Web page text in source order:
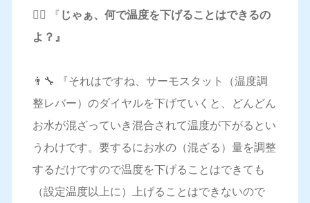
🤷‍♀️ 『 じゃぁ、何で温度を下げることはできるの
よ？』
👨‍🔧 『それはですね、サーモスタット（温度調
整レバー）のダイヤルを下げていくと、どんどん
お水が混ざっていき混合されて温度が下がるとい
うわけです。要するにお水の（混ざる）量を調整
するだけですので温度を下げることはできても
（設定温度以上に）上げることはできないので